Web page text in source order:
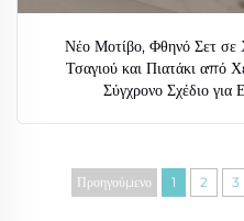
Νέο Μοτίβο, Φθηνό Σετ σε
Τσαγιού και Πιατάκι από
Σύγχρονο Σχέδιο για
Προηγούμενο 1 2 3